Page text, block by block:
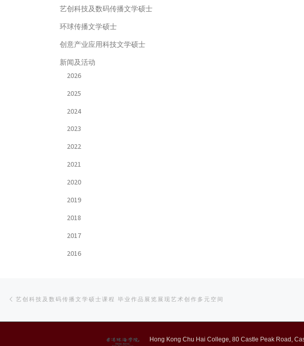
艺创科技及数码传播文学硕士
环球传播文学硕士
创意产业应用科技文学硕士
新闻及活动
2026
2025
2024
2023
2022
2021
2020
2019
2018
2017
2016
Post
navigation
Previous
艺创科技及数码传播文学硕士课程 毕业作品展览展现艺术创作多元空间
Hong Kong Chu Hai College, 80 Castle Peak Road,